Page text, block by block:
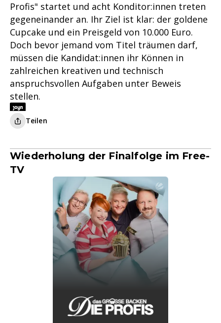
Profis" startet und acht Konditor:innen treten
gegeneinander an. Ihr Ziel ist klar: der goldene
Cupcake und ein Preisgeld von 10.000 Euro.
Doch bevor jemand vom Titel träumen darf,
müssen die Kandidat:innen ihr Können in
zahlreichen kreativen und technisch
anspruchsvollen Aufgaben unter Beweis
stellen.
Teilen
Wiederholung der Finalfolge im Free-
TV